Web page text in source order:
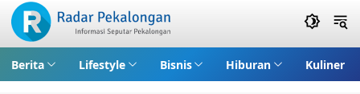
Berita Lifestyle Bisnis Hiburan Kuliner